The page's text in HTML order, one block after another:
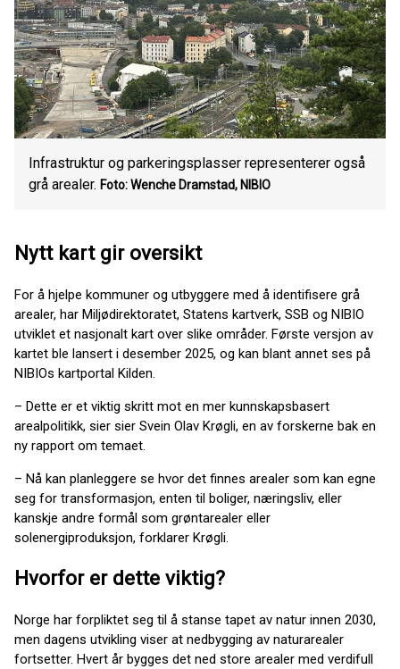
Infrastruktur og parkeringsplasser representerer også
grå arealer. Foto: Wenche Dramstad, NIBIO
Nytt kart gir oversikt
For å hjelpe kommuner og utbyggere med å identifisere grå
arealer, har Miljødirektoratet, Statens kartverk, SSB og NIBIO
utviklet et nasjonalt kart over slike områder. Første versjon av
kartet ble lansert i desember 2025, og kan blant annet ses på
NIBIOs kartportal Kilden.
– Dette er et viktig skritt mot en mer kunnskapsbasert
arealpolitikk, sier sier Svein Olav Krøgli, en av forskerne bak en
ny rapport om temaet.
– Nå kan planleggere se hvor det finnes arealer som kan egne
seg for transformasjon, enten til boliger, næringsliv, eller
kanskje andre formål som grøntarealer eller
solenergiproduksjon, forklarer Krøgli.
Hvorfor er dette viktig?
Norge har forpliktet seg til å stanse tapet av natur innen 2030,
men dagens utvikling viser at nedbygging av naturarealer
fortsetter. Hvert år bygges det ned store arealer med verdifull